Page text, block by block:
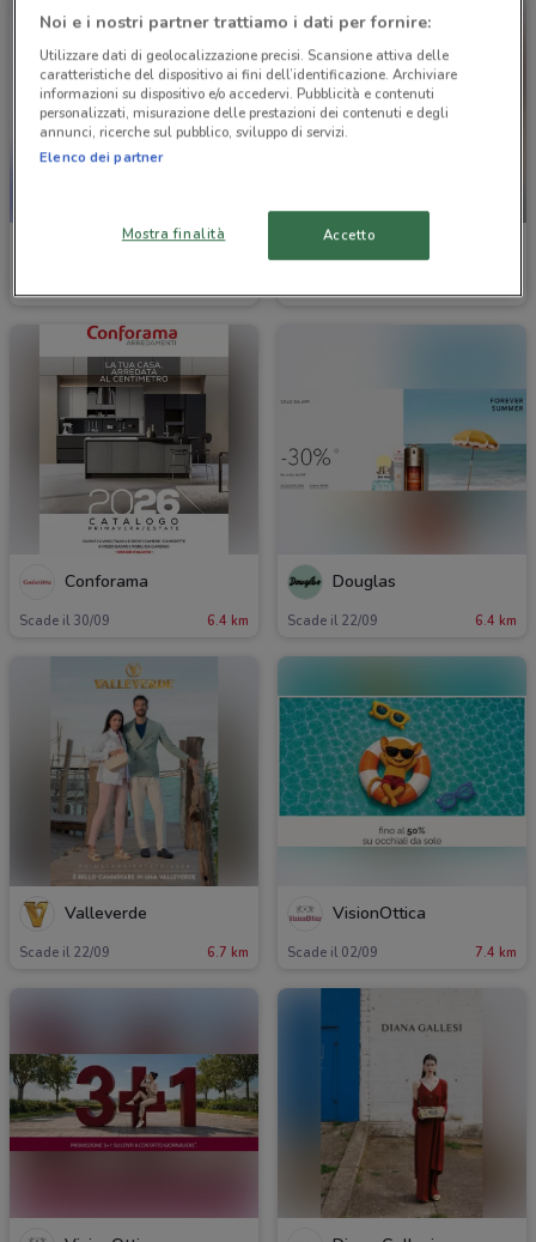
Conforama
Scade il 30/09 6.4 km
Douglas
Scade il 22/09 6.4 km
Valleverde
Scade il 22/09 6.7 km
VisionOttica
Scade il 02/09 7.4 km
Noi e i nostri partner trattiamo i dati per fornire:
Utilizzare dati di geolocalizzazione precisi. Scansione attiva delle
caratteristiche del dispositivo ai fini dell’identificazione. Archiviare
informazioni su dispositivo e/o accedervi. Pubblicità e contenuti
personalizzati, misurazione delle prestazioni dei contenuti e degli
annunci, ricerche sul pubblico, sviluppo di servizi.
Elenco dei partner
Mostra finalità Accetto